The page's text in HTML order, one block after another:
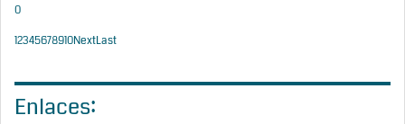
0
12345678910NextLast
Enlaces: